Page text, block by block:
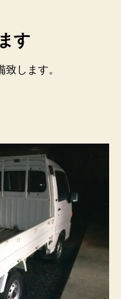
す
します。